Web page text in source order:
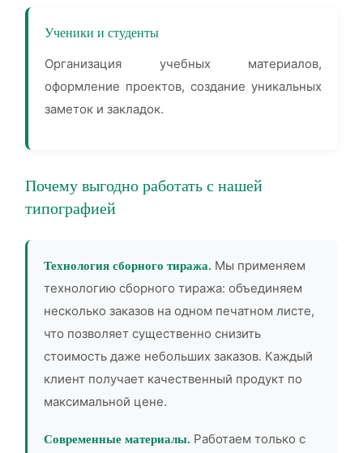
Ученики и студенты
Организация учебных материалов,
оформление проектов, создание уникальных
заметок и закладок.
Почему выгодно работать с нашей
типографией
Технология сборного тиража. Мы применяем
технологию сборного тиража: объединяем
несколько заказов на одном печатном листе,
что позволяет существенно снизить
стоимость даже небольших заказов. Каждый
клиент получает качественный продукт по
максимальной цене.
Современные материалы. Работаем только с